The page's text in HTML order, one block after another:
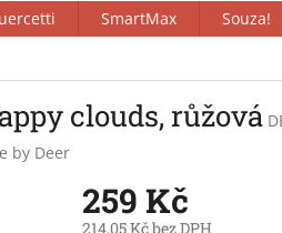
SmartMax Souza!
clouds, růžová
by Deer
259 Kč
214,05 Kč bez DPH